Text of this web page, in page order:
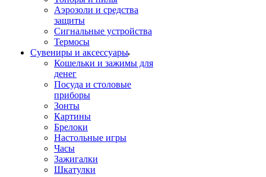
Аэрозоли и средства
защиты
Сигнальные устройства
Термосы
Сувениры и аксессуары
Кошельки и зажимы для
денег
Посуда и столовые
приборы
Зонты
Картины
Брелоки
Настольные игры
Часы
Зажигалки
Шкатулки